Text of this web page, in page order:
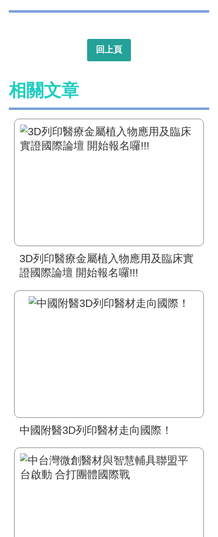
回上頁
相關文章
3D列印醫療金屬植入物應用及臨床實
證國際論壇 開始報名囉!!!
中國附醫3D列印醫材走向國際！